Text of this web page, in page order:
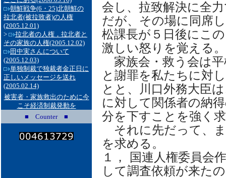
朝鮮戦争(6・25)北朝鮮の
拉北者(被拉致者)の人権
(2005.12.01)
>
拉北者の人権，拉北者と
その家族の人権(2005.12.02)
田中実さんについて
(2005.12.03)
単独制裁で独裁者金正日に
正しいメッセージを送れ
(2005.02.14)
被害者・家族救出のために今
こそ経済制裁発動を
■ Counter ■
会し、拉致解決に全
だが、その場に同席
松課長が５日後にこ
激しい怒りを覚える。
家族会・救う会は
と謝罪を私たちに対
とと、川口外務大臣
に対して関係者の納
分を下すことを強く
それに先だって、
を求める。
１， 国連人権委員会
して調査依頼が来た